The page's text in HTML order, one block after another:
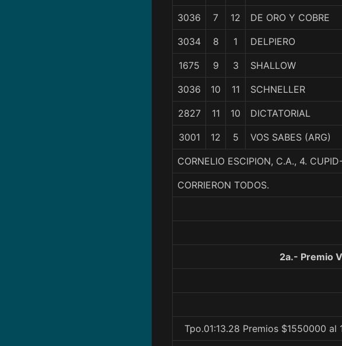
3036 7 12 DE ORO Y COBRE
3034 8 1 DELPIERO
1675 9 3 SHALLOW
3036 10 11 SCHNELLER
2827 11 10 DICTATORIAL
3001 12 5 VOS SABES (ARG)
CORNELIO ESCIPION, C.A., 4.
CORRIERON TODOS.
2a.- Premio
Tpo.01:13.28 Premios $1550000